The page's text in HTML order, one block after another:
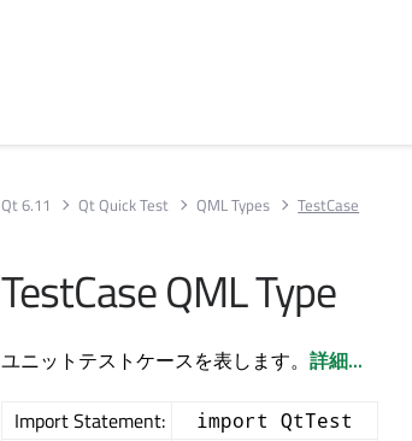
Qt 6.11 Qt Quick Test QML Types TestCase
TestCase QML Type
ユニットテストケースを表します。 詳細...
Import Statement: import QtTest